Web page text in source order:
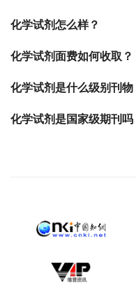
化学试剂怎么样？
化学试剂面费如何收取？
化学试剂是什么级别刊物
化学试剂是国家级期刊吗